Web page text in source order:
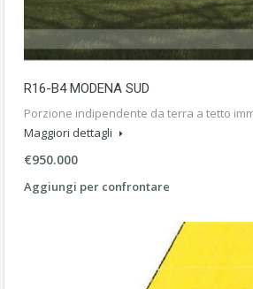
R16-B4 MODENA SUD
Porzione indipendente da terra a tetto
Maggiori dettagli
€950.000
Aggiungi per confrontare